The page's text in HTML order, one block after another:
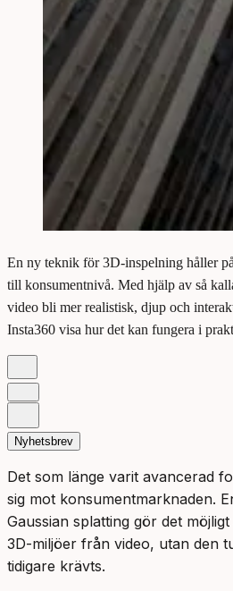
En ny teknik för 3D-inspelning håller
till konsumentnivå. Med hjälp av så
video bli mer realistisk, djup och
Insta360 visa hur det kan fungera i
Nyhetsbrev
Det som länge varit avancerad
sig mot konsumentmarknaden.
Gaussian splatting gör det
3D-miljöer från video, utan den
tidigare krävts.